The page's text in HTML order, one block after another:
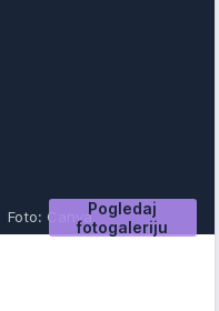
Pogledaj
fotogaleriju
Foto: Canva